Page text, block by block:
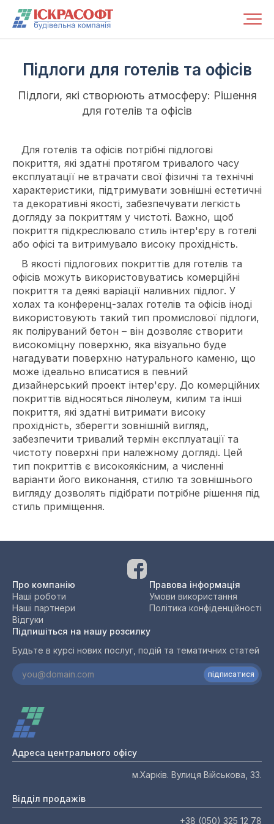
Підлоги для готелів та офісів
Підлоги, які створюють атмосферу: Рішення
для готелів та офісів
Для готелів та офісів потрібні підлогові
покриття, які здатні протягом тривалого часу
експлуатації не втрачати свої фізичні та технічні
характеристики, підтримувати зовнішні естетичні
та декоративні якості, забезпечувати легкість
догляду за покриттям у чистоті. Важно, щоб
покриття підкреслювало стиль інтер'єру в готелі
або офісі та витримувало високу прохідність.
В якості підлогових покриттів для готелів та
офісів можуть використовуватись комерційні
покриття та деякі варіації наливних підлог. У
холах та конференц-залах готелів та офісів іноді
використовують такий тип промислової підлоги,
як поліруваний бетон – він дозволяє створити
високоміцну поверхню, яка візуально буде
нагадувати поверхню натурального каменю, що
може ідеально вписатися в певний
дизайнерський проект інтер'єру. До комерційних
покриттів відносяться лінолеум, килим та інші
покриття, які здатні витримати високу
прохідність, зберегти зовнішній вигляд,
забезпечити тривалий термін експлуатації та
чистоту поверхні при належному догляді. Цей
тип покриттів є високоякісним, а численні
варіанти його виконання, стилю та зовнішнього
вигляду дозволять підібрати потрібне рішення під
стиль приміщення.
Про компанію
Наші роботи
Наші партнери
Відгуки
Правова інформація
Умови використання
Політика конфіденційності
Підпишіться на нашу розсилку
Будьте в курсі нових послуг, подій та тематичних статей
підписатися
Адреса центрального офісу
м.Харків. Вулиця Військова, 33.
Відділ продажів
+38 (050) 325 12 78